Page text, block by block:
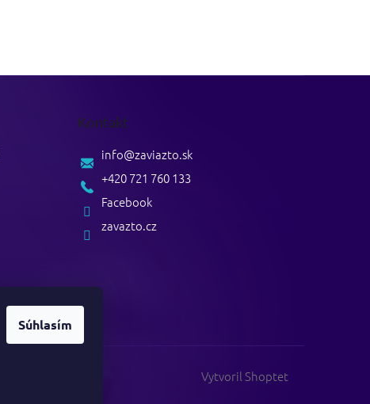
Súhlasím
Kontakt
zavazto.cz
info@zaviazto.sk
+420 721 760 133
Facebook
Vytvoril Shoptet